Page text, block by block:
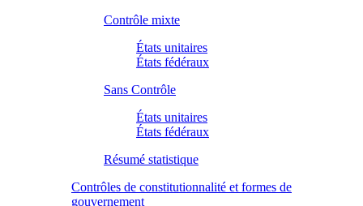
Contrôle mixte
États unitaires
États fédéraux
Sans Contrôle
États unitaires
États fédéraux
Résumé statistique
Contrôles de constitutionnalité et formes de
gouvernement